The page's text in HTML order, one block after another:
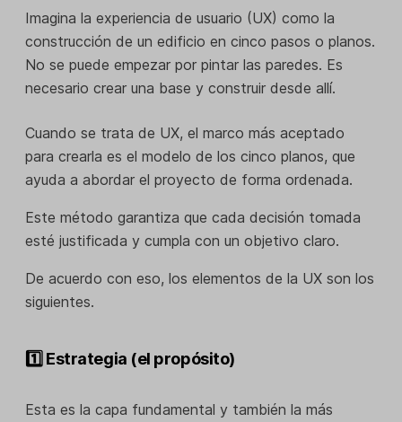
Imagina la experiencia de usuario (UX) como la
construcción de un edificio en cinco pasos o planos.
No se puede empezar por pintar las paredes. Es
necesario crear una base y construir desde allí.
Cuando se trata de UX, el marco más aceptado
para crearla es el modelo de los cinco planos, que
ayuda a abordar el proyecto de forma ordenada.
Este método garantiza que cada decisión tomada
esté justificada y cumpla con un objetivo claro.
De acuerdo con eso, los elementos de la UX son los
siguientes.
1️⃣ Estrategia (el propósito)
Esta es la capa fundamental y también la más